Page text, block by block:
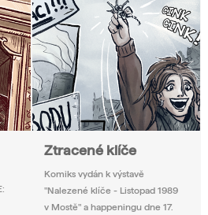
Ztracené klíče
Komiks vydán k výstavě
"Nalezené klíče - Listopad 1989
v Mostě" a happeningu dne 17.